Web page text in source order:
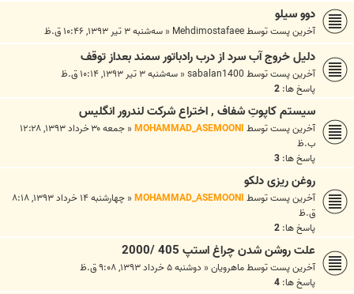
دوو سيلو
آخرین پست توسطMehdimostafaee
« سه‌شنبه ۳ تیر ۱۳۹۳, ۱۰:۴۶ ق.ظ
دلیل خروج آب سرد از درب رادباتور سمند بعداز توقف
آخرین پست توسطsabalan1400
« سه‌شنبه ۳ تیر ۱۳۹۳, ۱۰:۱۴ ق.ظ
پاسخ ها: 2
سیستم کاپوتِ شفاف , اختراع شرکت لندرور انگلیس
آخرین پست توسطMOHAMMAD_ASEMOONI
«
جمعه ۳۰ خرداد ۱۳۹۳, ۱۲:۲۸
ب.ظ
پاسخ ها: 3
روغن ریزی دلکو
آخرین پست توسطMOHAMMAD_ASEMOONI
«
چهارشنبه ۱۴ خرداد ۱۳۹۳, ۸:۱۸
ق.ظ
پاسخ ها: 2
علت روشن شدن چراغ استپ 405 /2000
آخرین پست توسطماهرويان« دوشنبه ۵ خرداد ۱۳۹۳, ۹:۰۸ ق.ظ
پاسخ ها: 4